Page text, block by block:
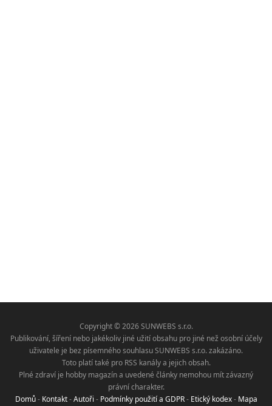
Copyright © 2026 SUNWEBS s.r.o.
Publikování, šíření nebo jakékoliv jiné užití obsahu pro jiné než osobní účely
uživatele je bez písemného souhlasu SUNWEBS s.r.o. zakázáno.
Toto platí také pro RSS kanály a jejich obsah.
Plné zdraví je hobby magazín a uvedené články nemohou mít závazný
právní charakter.
Domů- Kontakt-Autoři - Podmínky použití a GDPR- Etický kodex- Mapa